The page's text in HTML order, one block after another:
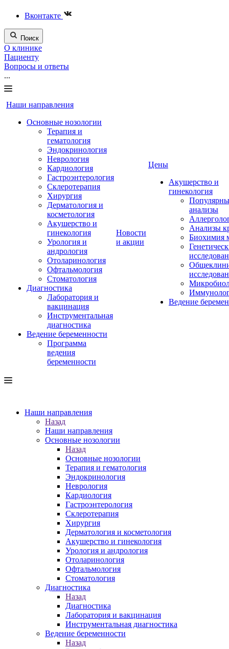
Вконтакте
Поиск
О клинике
Пациенту
Вопросы и ответы
...
Наши направления
Основные нозологии
Терапия и
гематология
Эндокринология
Неврология
Кардиология
Гастроэнтерология
Склеротерапия
Хирургия
Дерматология и
косметология
Акушерство и
гинекология
Урология и
андрология
Отоларинология
Офтальмология
Стоматология
Диагностика
Лаборатория и
вакцинация
Инструментальная
диагностика
Ведение беременности
Программа
ведения
беременности
Новости
и акции
Цены
Акушерство и
гинекология
анализы
Анализы
Биохимия
Ведение
Наши направления
Назад
Наши направления
Основные нозологии
Назад
Основные нозологии
Терапия и гематология
Эндокринология
Неврология
Кардиология
Гастроэнтерология
Склеротерапия
Хирургия
Дерматология и косметология
Акушерство и гинекология
Урология и андрология
Отоларинология
Офтальмология
Стоматология
Диагностика
Назад
Диагностика
Лаборатория и вакцинация
Инструментальная диагностика
Ведение беременности
Назад